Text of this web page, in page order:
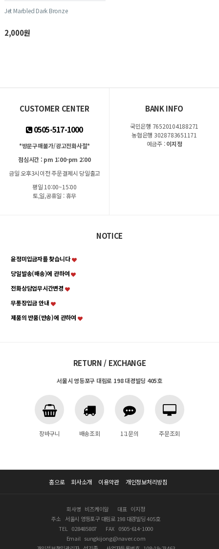
Jet Marbled Dark Bronze
2,000원
CUSTOMER CENTER
0505-517-1000
*방문구매불가/광고전화사절*
점심시간 : pm 1:00-pm 2:00
금일 오후3시이전 주문결제시 당일출고
평일 10:00~15:00
토,일,공휴일 : 휴무
BANK INFO
국민은행 76520104188271
농협은행 3028783651171
예금주 :이지정
NOTICE
윤정미입금자를 찾습니다
당일발송(배송)에 관하여
전화상담업무시간변경
무통장입금 안내
제품의 반품(반송)에 관하여
RETURN / EXCHANGE
서울시 영등포구 대림로 198 대경빌딩 405호
장바구니 배송조회 1:1문의 주문조회
홈으로 회사소개 이용약관 개인정보처리방침
회사명 비즈케이알 대표 이지정
주소
서울시 영등포구 대림로 198 대경빌딩 405호
TEL 028485807 FAX 0505-614-1000
Email sungkijong@naver.com